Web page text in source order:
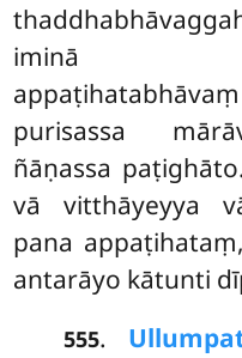
iminā
purisassa
ñāṇassa
vā vitthāyeyya
pana
antarāyo kātunti
555.